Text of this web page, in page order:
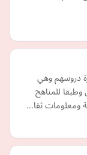
دروسهم وهي
للمناهج
ومعلومات ثقا…